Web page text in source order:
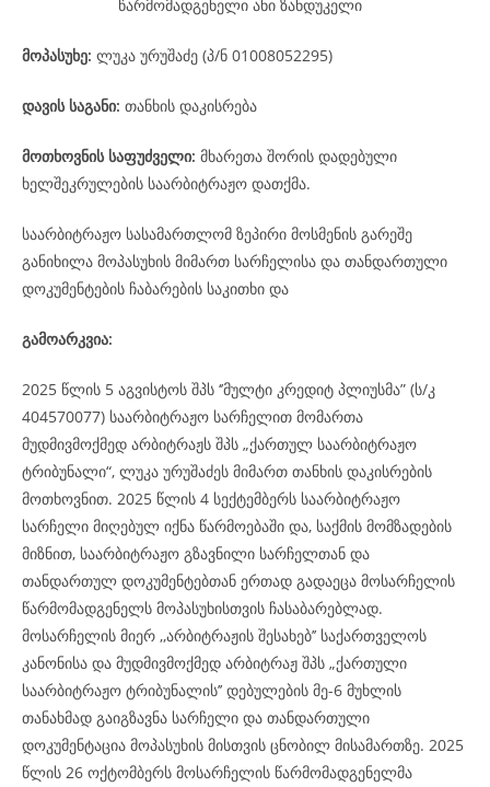
წარმომადგენელი ანი ზანდუკელი
მოპასუხე: ლუკა ურუშაძე (პ/ნ 01008052295)
დავის საგანი: თანხის დაკისრება
მოთხოვნის საფუძველი: მხარეთა შორის დადებული
ხელშეკრულების საარბიტრაჟო დათქმა.
საარბიტრაჟო სასამართლომ ზეპირი მოსმენის გარეშე
განიხილა მოპასუხის მიმართ სარჩელისა და თანდართული
დოკუმენტების ჩაბარების საკითხი და
გამოარკვია:
2025 წლის 5 აგვისტოს შპს ‘’მულტი კრედიტ პლიუსმა” (ს/კ
404570077) საარბიტრაჟო სარჩელით მომართა
მუდმივმოქმედ არბიტრაჟს შპს „ქართულ საარბიტრაჟო
ტრიბუნალი“, ლუკა ურუშაძეს მიმართ თანხის დაკისრების
მოთხოვნით. 2025 წლის 4 სექტემბერს საარბიტრაჟო
სარჩელი მიღებულ იქნა წარმოებაში და, საქმის მომზადების
მიზნით, საარბიტრაჟო გზავნილი სარჩელთან და
თანდართულ დოკუმენტებთან ერთად გადაეცა მოსარჩელის
წარმომადგენელს მოპასუხისთვის ჩასაბარებლად.
მოსარჩელის მიერ ,,არბიტრაჟის შესახებ’’ საქართველოს
კანონისა და მუდმივმოქმედ არბიტრაჟ შპს „ქართული
საარბიტრაჟო ტრიბუნალის’’ დებულების მე-6 მუხლის
თანახმად გაიგზავნა სარჩელი და თანდართული
დოკუმენტაცია მოპასუხის მისთვის ცნობილ მისამართზე. 2025
წლის 26 ოქტომბერს მოსარჩელის წარმომადგენელმა